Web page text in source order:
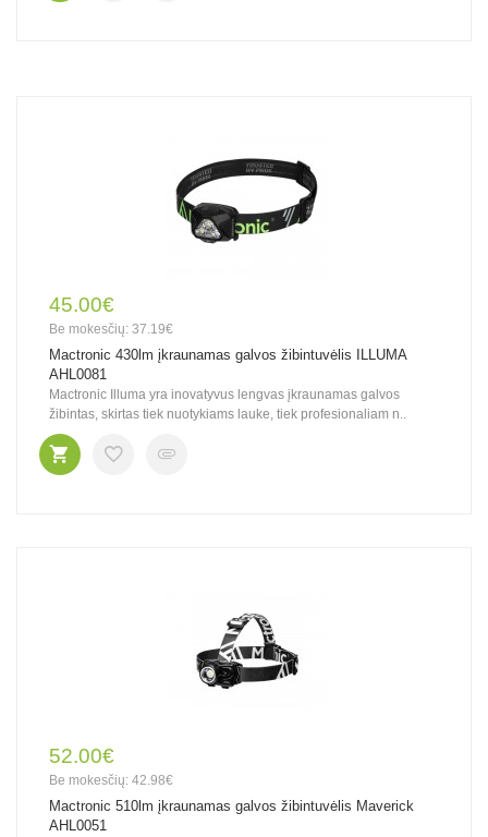
45.00€
Be mokesčių: 37.19€
Mactronic 430lm įkraunamas galvos žibintuvėlis ILLUMA
AHL0081
Mactronic Illuma yra inovatyvus lengvas įkraunamas galvos
žibintas, skirtas tiek nuotykiams lauke, tiek profesionaliam n..
52.00€
Be mokesčių: 42.98€
Mactronic 510lm įkraunamas galvos žibintuvėlis Maverick
AHL0051